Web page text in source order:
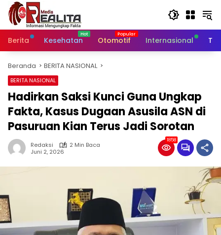
Langsung
konten
Berita
Kesehatan Otomotif Internasional
Beranda BERITA NASIONAL
BERITA NASIONAL
Hadirkan Saksi Kunci Guna Ungkap
Fakta, Kasus Dugaan Asusila ASN di
Pasuruan Kian Terus Jadi Sorotan
Redaksi
2 Min Baca
Juni 2, 2026
1858